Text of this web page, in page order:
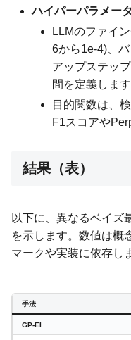
ハイパーパラメー
LLMのファイ
6から1e-4)、
アップステッ
間を定義します
目的関数は、
F1スコアや
結果（表）
以下に、異なるベイズ
を示します。数値は概
マークや実装に依存し
手法
GP-EI